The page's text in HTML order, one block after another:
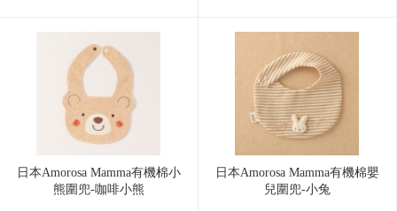
日本Amorosa Mamma有機棉小
熊圍兜-咖啡小熊
日本Amorosa Mamma有機棉嬰
兒圍兜-小兔